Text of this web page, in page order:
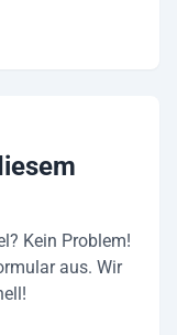
Kein Problem!
aus. Wir